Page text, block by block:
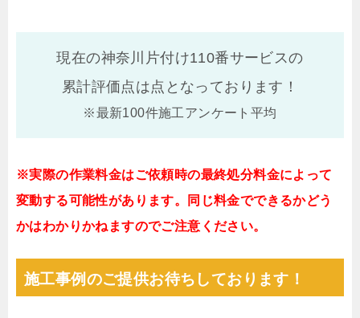
現在の神奈川片付け110番サービスの
累計評価点は点となっております！
※最新100件施工アンケート平均
※実際の作業料金はご依頼時の最終処分料金によって
変動する可能性があります。同じ料金でできるかどう
かはわかりかねますのでご注意ください。
施工事例のご提供お待ちしております！